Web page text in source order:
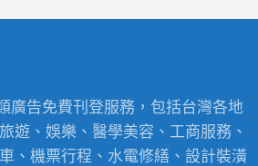
廣告免費刊登服務，包括台灣各地
遊、娛樂、醫學美容、工商服務、
、機票行程、水電修繕、設計裝潢